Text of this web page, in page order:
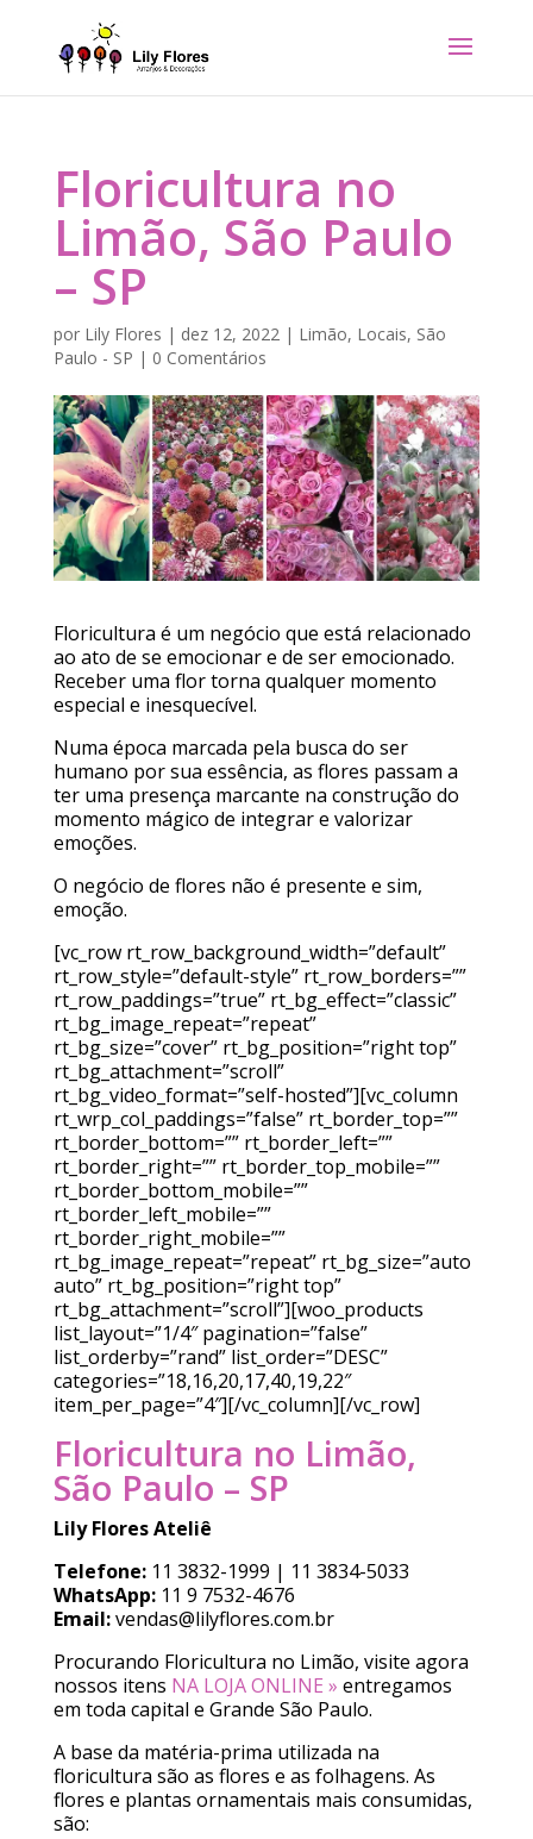
Floricultura no
Limão, São Paulo
– SP
por Lily Flores | dez 12, 2022| Limão, Locais, São
Paulo - SP | 0 Comentários
Floricultura é um negócio que está relacionado
ao ato de se emocionar e de ser emocionado.
Receber uma flor torna qualquer momento
especial e inesquecível.
Numa época marcada pela busca do ser
humano por sua essência, as flores passam a
ter uma presença marcante na construção do
momento mágico de integrar e valorizar
emoções.
O negócio de flores não é presente e sim,
emoção.
[vc_row rt_row_background_width=”default”
rt_row_style=”default-style” rt_row_borders=””
rt_row_paddings=”true” rt_bg_effect=”classic”
rt_bg_image_repeat=”repeat”
rt_bg_size=”cover” rt_bg_position=”right top”
rt_bg_attachment=”scroll”
rt_bg_video_format=”self-hosted”][vc_column
rt_wrp_col_paddings=”false” rt_border_top=””
rt_border_bottom=”” rt_border_left=””
rt_border_right=”” rt_border_top_mobile=””
rt_border_bottom_mobile=””
rt_border_left_mobile=””
rt_border_right_mobile=””
rt_bg_image_repeat=”repeat” rt_bg_size=”auto
auto” rt_bg_position=”right top”
rt_bg_attachment=”scroll”][woo_products
list_layout=”1/4″ pagination=”false”
list_orderby=”rand” list_order=”DESC”
categories=”18,16,20,17,40,19,22″
item_per_page=”4″][/vc_column][/vc_row]
Floricultura no Limão,
São Paulo – SP
Lily Flores Ateliê
Telefone:11 3832-1999 | 11 3834-5033
WhatsApp:11 9 7532-4676
Email:vendas@lilyflores.com.br
Procurando Floricultura no Limão, visite agora
nossos itens NA LOJA ONLINE » entregamos
em toda capital e Grande São Paulo.
A base da matéria-prima utilizada na
floricultura são as flores e as folhagens. As
flores e plantas ornamentais mais consumidas,
são: